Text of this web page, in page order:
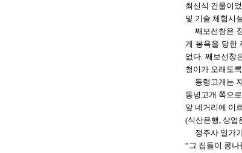
최신식 건물이
및 기술 체험시
째보선창은
게 봉욕을 당한
없다. 째보선창
청이가 오래도
동령고개는
동녕고개 쪽으
앞 네거리에 이
(식산은행, 상업
정주사 일가
“그 집들이 콩